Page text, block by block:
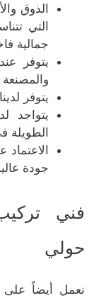
الذوق
التي
جمالية
يتوفر
يتوفر
يتواجد
الطويلة
جودة
فني
حولي
نعمل أيضاً على